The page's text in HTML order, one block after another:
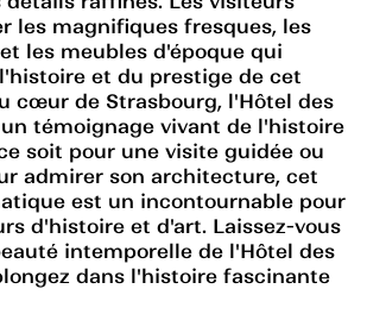
les magnifiques fresques, les
les meubles d'époque qui
et du prestige de cet
cœur de Strasbourg, l'Hôtel des
témoignage vivant de l'histoire
soit pour une visite guidée ou
admirer son architecture, cet
est un incontournable pour
d'histoire et d'art. Laissez-vous
intemporelle de l'Hôtel des
dans l'histoire fascinante